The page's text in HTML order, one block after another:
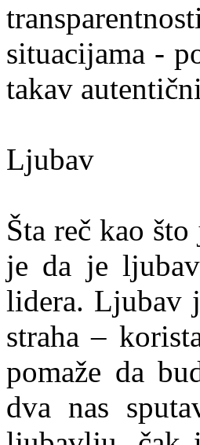
situacijama -
takav
Ljubav
Šta reč kao
je da je
lidera. Ljubav
straha –
pomaže da
dva nas